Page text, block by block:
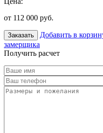
от 112 000 руб.
Заказать Добавить в
замерщика
Получить расчет